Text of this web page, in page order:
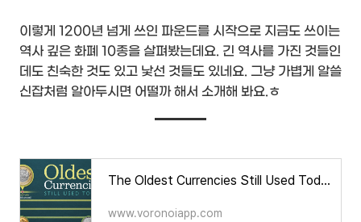
이렇게 1200년 넘게 쓰인 파운드를 시작으로 지금도 쓰이는
역사 깊은 화폐 10종을 살펴봤는데요. 긴 역사를 가진 것들인
데도 친숙한 것도 있고 낯선 것들도 있네요. 그냥 가볍게 알쓸
신잡처럼 알아두시면 어떨까 해서 소개해 봐요.ㅎ
The Oldest Currencies Still Used Today
www.voronoiapp.com